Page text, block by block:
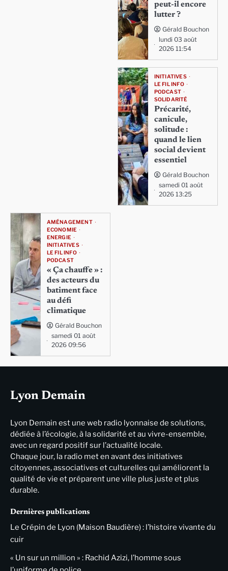
peut-il encore
lutter ?
Gérald Bouchon
lundi 03 août
2026 11:54
INITIATIVES
LE FIL INFO
PODCAST
SOLIDARITÉ
Précarité,
canicule,
solitude :
quand le lien
social devient
essentiel
Gérald Bouchon
samedi 01 août
2026 13:25
AMÉNAGEMENT
ECONOMIE
ENERGIE
INITIATIVES
LE FIL INFO
PODCAST
« Ça chauffe » :
des acteurs du
batiment face
au défi
climatique
Gérald Bouchon
samedi 01 août
2026 09:56
Lyon Demain
Lyon Demain est une web radio lyonnaise de solutions,
dédiée à l’écologie, à la solidarité et au vivre-ensemble,
avec un regard positif sur l’actualité locale.
Chaque jour, la radio met en avant des initiatives
citoyennes, associatives et culturelles qui améliorent la
qualité de vie et préparent une ville plus juste et plus
durable.
Dernières publications
Le Crépin de Lyon (Maison Baudière) : l’histoire vivante du
cuir
« Un sur un million » : Rachid Azizi, l’homme sous